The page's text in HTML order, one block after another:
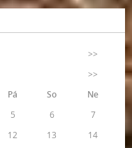
>>
>>
Pá So
Ne
5 6
7
12 13
14